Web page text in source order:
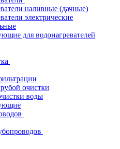
наливные (дачные)
электрические
для водонагревателей
очистки
воды